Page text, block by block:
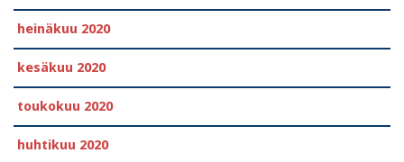
heinäkuu 2020
kesäkuu 2020
toukokuu 2020
huhtikuu 2020